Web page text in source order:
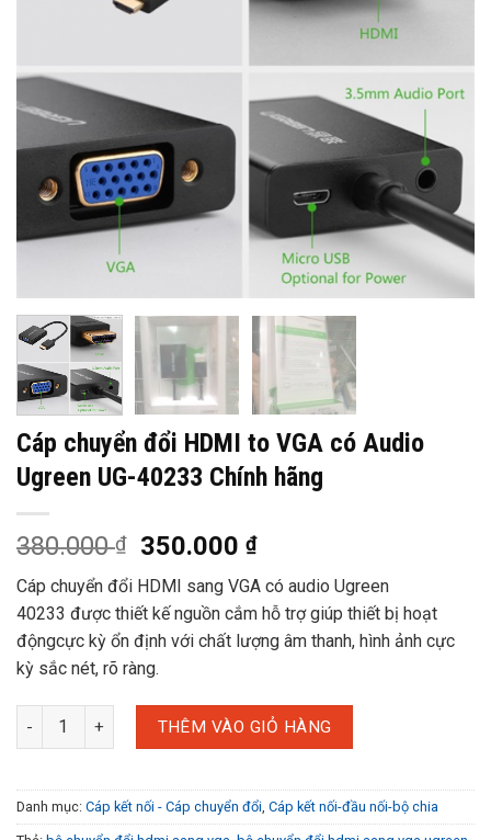
Cáp chuyển đổi HDMI to VGA có Audio
Ugreen UG-40233 Chính hãng
380.000₫
Giá
gốc
là:
380.000 ₫.
350.000₫Giá
hiện
tại
là:
350.000 ₫.
Cáp chuyển đổi HDMI sang VGA có audio Ugreen
40233 được thiết kế nguồn cắm hỗ trợ giúp thiết bị hoạt
độngcực kỳ ổn định với chất lượng âm thanh, hình ảnh cực
kỳ sắc nét, rõ ràng.
THÊM VÀO GIỎ HÀNG
Danh mục: Cáp kết nối - Cáp chuyển đổi Cáp kết nối-đầu nối-bộ chia